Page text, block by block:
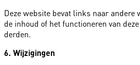
Deze website bevat links naar
de inhoud of het functioneren van
derden.
6. Wijzigingen